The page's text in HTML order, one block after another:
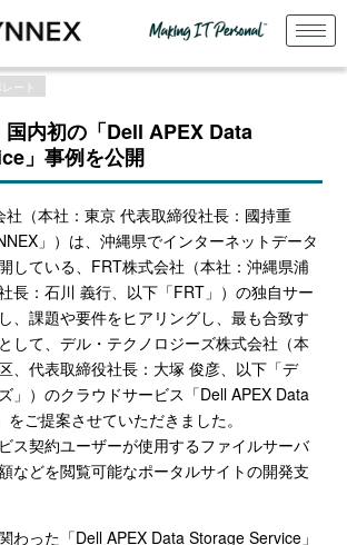
ート
国内初の「Dell APEX Data
」事例を公開
社 （本社：東京 代表取締役社長：國持重
」 ） は、沖縄県でインターネットデータ
している、 FRT株式会社（本社：沖縄県浦
長：石川 義行、以下「FRT」）の独自サー
、課題や要件をヒアリングし、最も合致す
して、デル・テクノロジーズ株式会社（本
、代表取締役社長：大塚 俊彦、以下「デ
」）のクラウドサービス「Dell APEX Data
」をご提案させていただきました。
ス契約ユーザーが使用するファイルサーバ
などを閲覧可能なポータルサイトの開発支
わった「Dell APEX Data Storage Service 」